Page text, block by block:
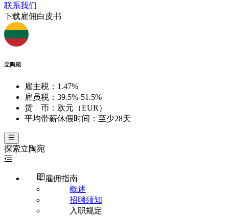
联系我们
下载雇佣白皮书
立陶宛
雇主税： 1.47%
雇员税： 39.5%-51.5%
货 币： 欧元（EUR）
平均带薪休假时间： 至少28天
探索立陶宛
雇佣指南
概述
招聘须知
入职规定